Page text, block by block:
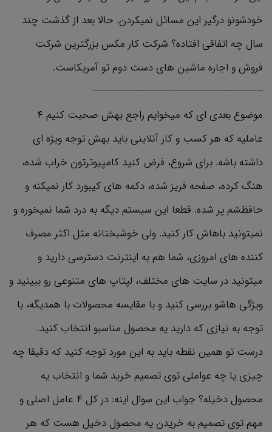
خودشونو درگیر این مسائل نمیکردن. حالا بعد از گذشت چند
سال چه اتفاقی افتاده؟ شرکت کار مکس بزرگترین شرکت
فروش و اجاره ماشین های دست دوم تو آمریکاست.
--------------------------------------------------------
موضوع بعدی ای که میخوایم راجع بهش صحبت کنیم ۴
عاملیه که هر کسب و کار آنلاینی باید بهش توجه ویژه ای
داشته باشه. برای شروع، فرض کنید کامپیوترتون خراب شده،
هنگ کرده، صفحه فریز شده، دکمه های کیبورد کار نمیکنه و
حافظشم پر شده. قطعا این سیستم دیگه به درد شما نمیخوره و
نمیتونید باهاش کار کنید. ولی خوشبختانه مثل اکثر مصرف
کننده های امروزی، شما هم به اینترنت دسترسی دارید و
میتونید در سایت های مختلف، لپتاپ های متنوعی رو ببینید و
ویژگی هاشو بررسی کنید و با مقایسه محصولات با همدیگه، با
توجه به نیازی که دارید یه محصول مناسبو انتخاب کنید.
درست تو همین نقطه باید به این مورد توجه کنید که دقیقا چه
چیزی یا چه عواملی توی تصمیم خرید شما و انتخاب یه
محصول دخیله؟ جواب این سوال اینه: در کل ۴ عامل اصلی و
مهم توی تصمیم به خریدن یه محصول دخیل هست که هر